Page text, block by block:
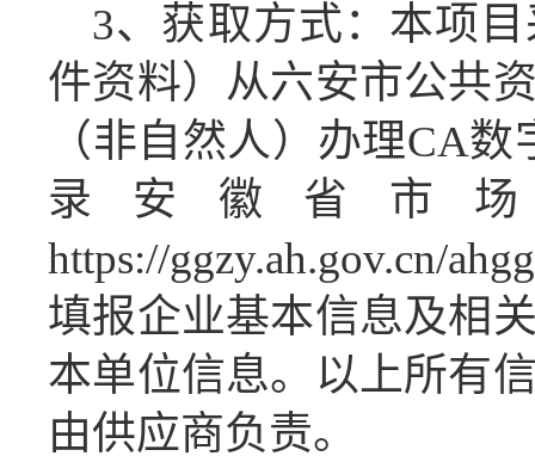
3、获取方式： 本项目
件资料）从六安市公共
（非自然人）办理CA数
录安徽省市
https://ggzy.ah.gov.cn/
填报企业基本信息及相
本单位信息。以上所有
由供应商负责。